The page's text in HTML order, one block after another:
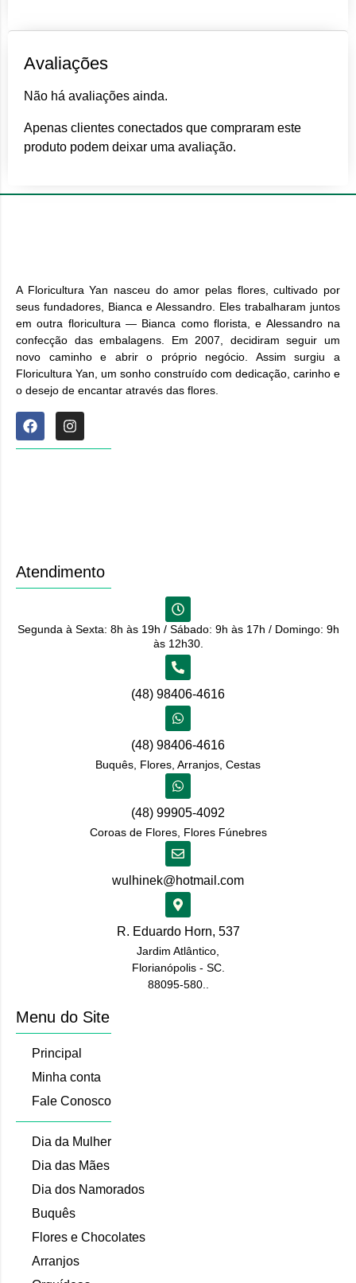
Avaliações
Não há avaliações ainda.
Apenas clientes conectados que compraram este
produto podem deixar uma avaliação.
A Floricultura Yan nasceu do amor pelas flores, cultivado por
seus fundadores, Bianca e Alessandro. Eles trabalharam juntos
em outra floricultura — Bianca como florista, e Alessandro na
confecção das embalagens. Em 2007, decidiram seguir um
novo caminho e abrir o próprio negócio. Assim surgiu a
Floricultura Yan, um sonho construído com dedicação, carinho e
o desejo de encantar através das flores.
Atendimento
Segunda à Sexta: 8h às 19h / Sábado: 9h às 17h / Domingo: 9h
às 12h30.
(48) 98406-4616
(48) 98406-4616
Buquês, Flores, Arranjos, Cestas
(48) 99905-4092
Coroas de Flores, Flores Fúnebres
wulhinek@hotmail.com
R. Eduardo Horn, 537
Jardim Atlântico,
Florianópolis - SC.
88095-580..
Menu do Site
Principal
Minha conta
Fale Conosco
Dia da Mulher
Dia das Mães
Dia dos Namorados
Buquês
Flores e Chocolates
Arranjos